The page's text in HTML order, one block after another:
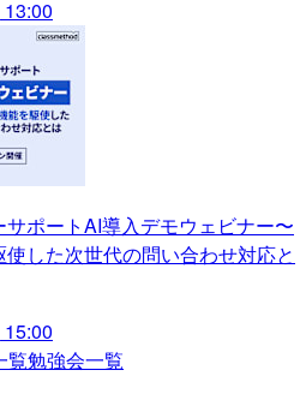
サポートAI導入デモウェビナー〜
した次世代の問い合わせ対応と
覧勉強会一覧